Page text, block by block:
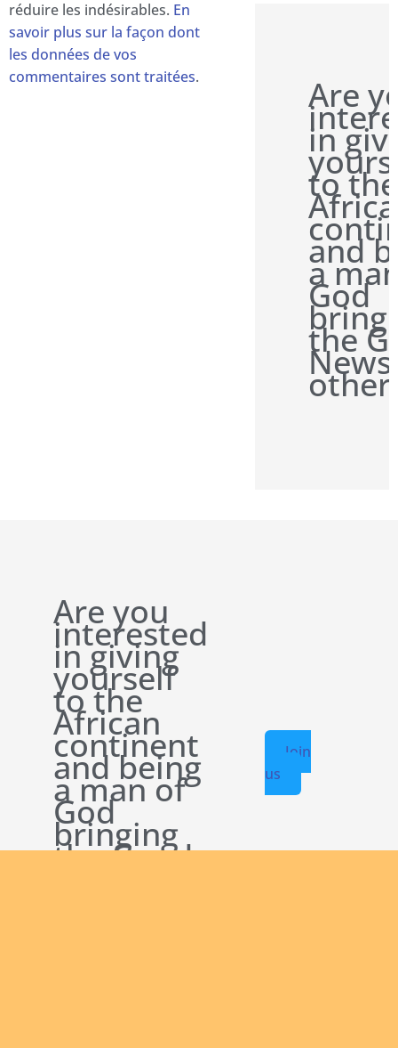
réduire les indésirables. En
savoir plus sur la façon dont
les données de vos
commentaires sont traitées. Are
in
to the
and
a
God
the
Are you
interested
in giving
yourself
to the
African
continent
and being
a man of
God
bringing
the Good
Join
us